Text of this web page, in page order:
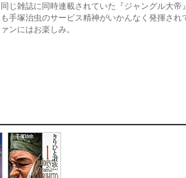
同じ雑誌に同時連載されていた『ジャングル大
も手塚治虫のサービス精神がいかんなく発揮さ
ァンにはお楽しみ。